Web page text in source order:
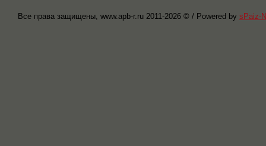
Все права защищены, www.apb-r.ru 2011-2026 © / Powered by sPaiz-